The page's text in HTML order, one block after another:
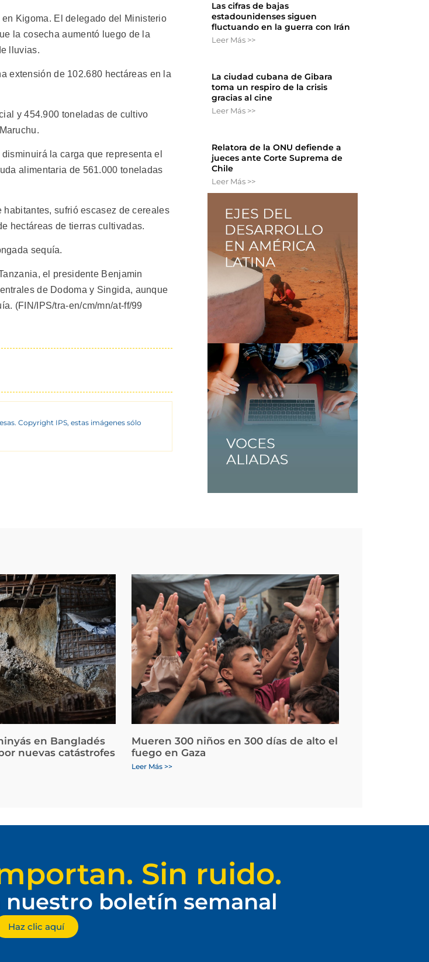
Kigoma. El delegado del Ministerio
la cosecha aumentó luego de la
lluvias.
extensión de 102.680 hectáreas en la
y 454.900 toneladas de cultivo
la carga que representa el
alimentaria de 561.000 toneladas
sufrió escasez de cereales
hectáreas de tierras cultivadas.
sequía.
el presidente Benjamin
de Dodoma y Singida, aunque
(FIN/IPS/tra-en/cm/mn/at-ff/99
Copyright IPS, estas imágenes sólo
Las cifras de bajas
estadounidenses siguen
fluctuando en la guerra con Irán
Leer Más >>
La ciudad cubana de Gibara
toma un respiro de la crisis
gracias al cine
Leer Más >>
Relatora de la ONU defiende a
jueces ante Corte Suprema de
Chile
Leer Más >>
en Bangladés
nuevas catástrofes
Mueren 300 niños en 300 días de alto el
fuego en Gaza
Leer Más >>
Sin ruido.
boletín semanal
Haz clic aquí